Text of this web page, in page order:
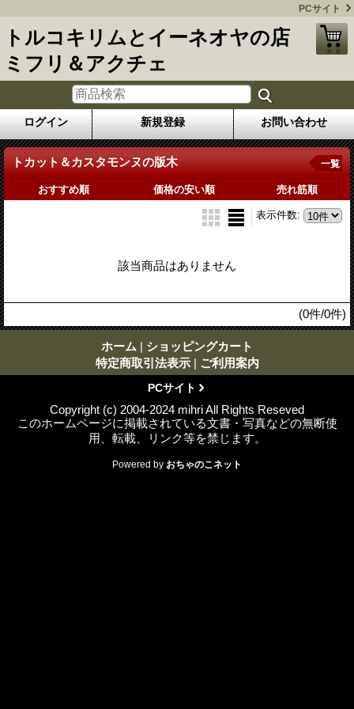
PCサイト
トルコキリムとイーネオヤの店
ミフリ＆アクチェ
ログイン 新規登録 お問い合わせ
トカット＆カスタモンヌの版木 一覧
おすすめ順 価格の安い順 売れ筋順
表示件数:
該当商品はありません
(0件/0件)
ホーム | ショッピングカート
特定商取引法表示 | ご利用案内
PCサイト
Copyright (c) 2004-2024 mihri All Rights Reseved
このホームページに掲載されている文書・写真などの無断使
用、転載、リンク等を禁じます。
Powered by おちゃのこネット